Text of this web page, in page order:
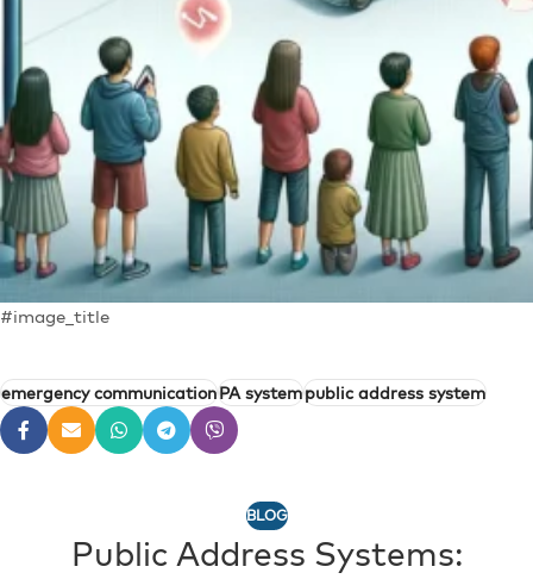
#image_title
emergency communicationPA systempublic address system
BLOG
Public Address Systems: